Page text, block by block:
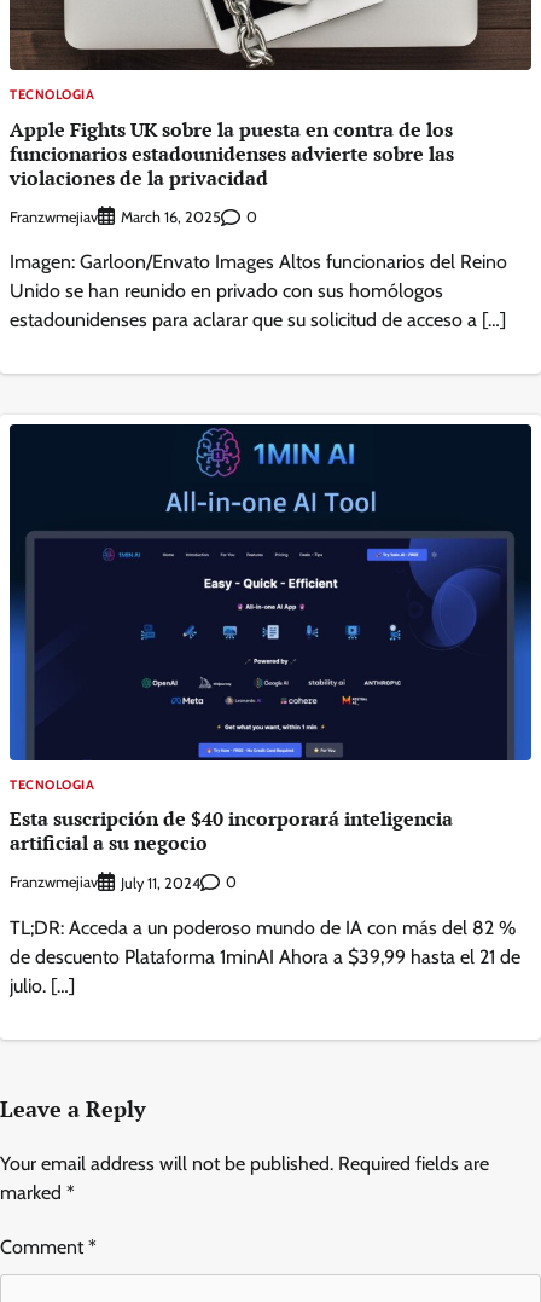
TECNOLOGIA
Apple Fights UK sobre la puesta en contra de los
funcionarios estadounidenses advierte sobre las
violaciones de la privacidad
Franzwmejiav March 16, 2025 0
Imagen: Garloon/Envato Images Altos funcionarios del Reino
Unido se han reunido en privado con sus homólogos
estadounidenses para aclarar que su solicitud de acceso a […]
TECNOLOGIA
Esta suscripción de $40 incorporará inteligencia
artificial a su negocio
Franzwmejiav July 11, 2024 0
TL;DR: Acceda a un poderoso mundo de IA con más del 82 %
de descuento Plataforma 1minAI Ahora a $39,99 hasta el 21 de
julio. […]
Leave a Reply
Your email address will not be published. Required fields are
marked *
Comment*